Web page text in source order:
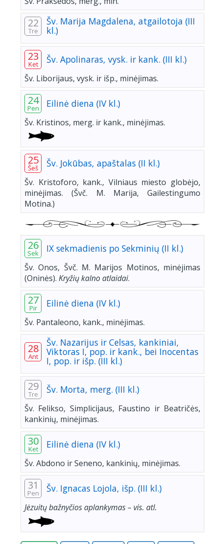
22
Tre
Šv. Marija Magdalena, atgailotoja (III
kl.)
23
Ket Šv. Apolinaras, vysk. ir kank. (III kl.)
Šv. Liborijaus, vysk. ir išp., minėjimas.
24
Pen Eilinė diena (IV kl.)
Šv. Kristinos, merg. ir kank., minėjimas.
25
Šeš Šv. Jokūbas, apaštalas (II kl.)
Šv. Kristoforo, kank., Vilniaus miesto globėjo,
minėjimas. (Švč. M. Marija, Gailestingumo
Motina.)
26
Sek IX sekmadienis po Sekminių (II kl.)
Šv. Onos, Švč. M. Marijos Motinos, minėjimas
(Oninės). Kryžių kalno atlaidai.
27
Pir Eilinė diena (IV kl.)
Šv. Pantaleono, kank., minėjimas.
28
Ant
Šv. Nazarijus ir Celsas, kankiniai,
Viktoras I, pop. ir kank., bei Inocentas
I, pop. ir išp. (III kl.)
29
Tre Šv. Morta, merg. (III kl.)
Šv. Felikso, Simplicijaus, Faustino ir Beatričės,
kankinių, minėjimas.
30
Ket Eilinė diena (IV kl.)
Šv. Abdono ir Seneno, kankinių, minėjimas.
31
Pen Šv. Ignacas Lojola, išp. (III kl.)
Jėzuitų bažnyčios aplankymas – vis. atl.